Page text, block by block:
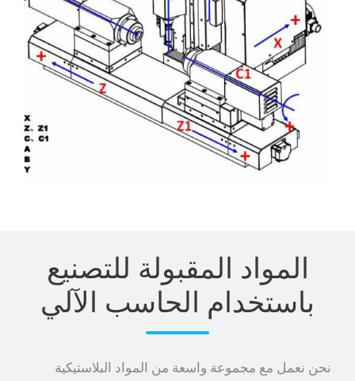
المواد المقبولة للتصنيع
باستخدام الحاسب الآلي
نحن نعمل مع مجموعة واسعة من المواد البلاستيكية